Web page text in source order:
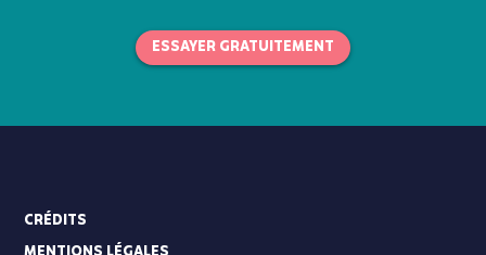
ESSAYER GRATUITEMENT
CRÉDITS